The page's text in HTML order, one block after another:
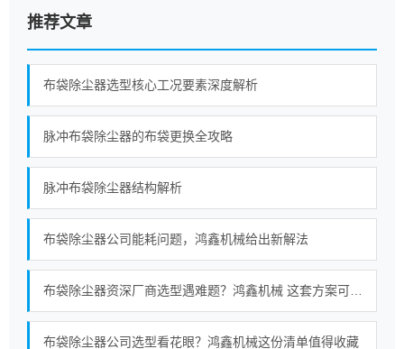
推荐文章
布袋除尘器选型核心工况要素深度解析
脉冲布袋除尘器的布袋更换全攻略
脉冲布袋除尘器结构解析
布袋除尘器公司能耗问题，鸿鑫机械给出新解法
布袋除尘器公司选型看花眼？鸿鑫机械这份清单值得收藏